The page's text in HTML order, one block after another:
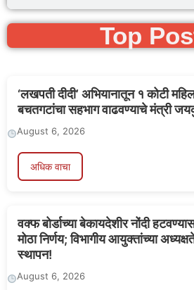
Top
‘लखपती दीदी’ अभियानातून १ कोटी
बचतगटांचा सहभाग वाढवण्याचे मंत्री
August 6, 2026
अधिक वाचा
वक्फ बोर्डाच्या बेकायदेशीर नोंदी
मोठा निर्णय; विभागीय आयुक्तांच्या
स्थापन!
August 6, 2026